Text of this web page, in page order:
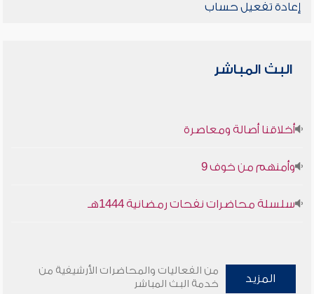
إعادة تفعيل حساب
البث المباشر
أخلاقنا أصالة ومعاصرة
وأمنهم من خوف 9
سلسلة محاضرات نفحات رمضانية 1444هـ
المزيد
من الفعاليات والمحاضرات الأرشيفية من
خدمة البث المباشر